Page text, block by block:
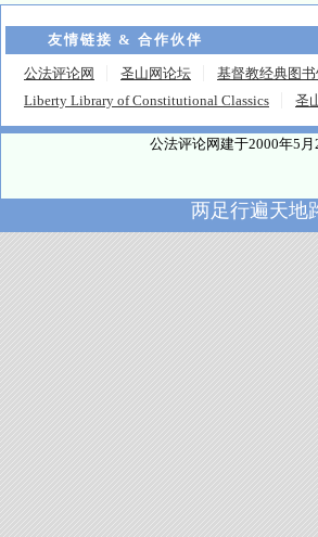
友情链接 & 合作伙伴
公法评论网 圣山网论坛 基督教经典图书
Liberty Library of Constitutional Classics
圣
公法评论网建于2000年5
两足行遍天地